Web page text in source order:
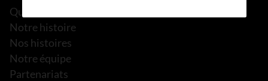
Que faisons-nous?
Notre histoire
Nos histoires
Notre équipe
Partenariats